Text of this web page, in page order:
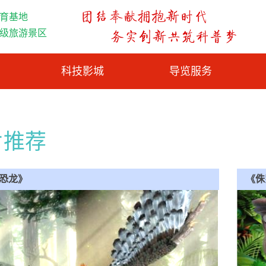
基地
旅游景区
科技影城 导览服务
荐
龙》 《